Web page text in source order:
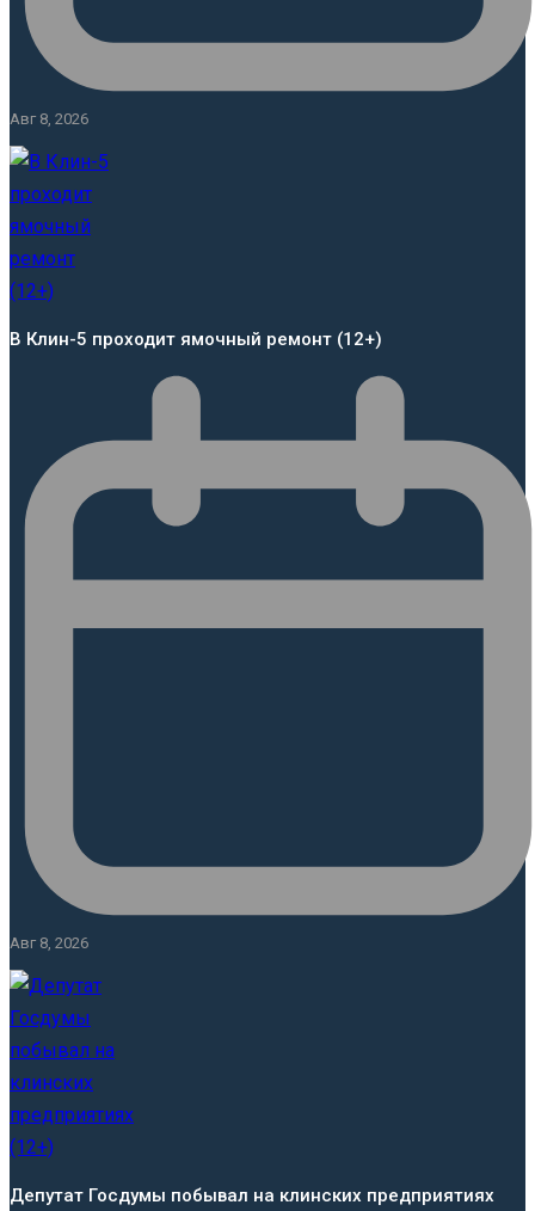
Авг 8, 2026
В Клин-5 проходит ямочный ремонт (12+)
Авг 8, 2026
Депутат Госдумы побывал на клинских предприятиях